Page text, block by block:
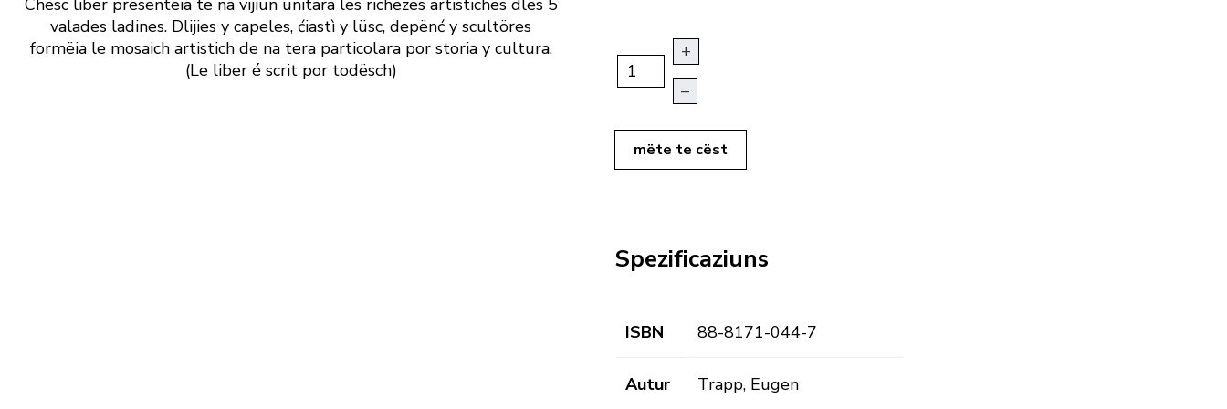
Chësc liber presentëia te na vijiun unitara les richëzes artistiches dles 5
valades ladines. Dlijies y capeles, ćiastì y lüsc, depënć y scultöres
formëia le mosaich artistich de na tera particolara por storia y cultura.
(Le liber é scrit por todësch)
+
–
mëte te cëst
Spezificaziuns
ISBN 88-8171-044-7
Autur Trapp, Eugen